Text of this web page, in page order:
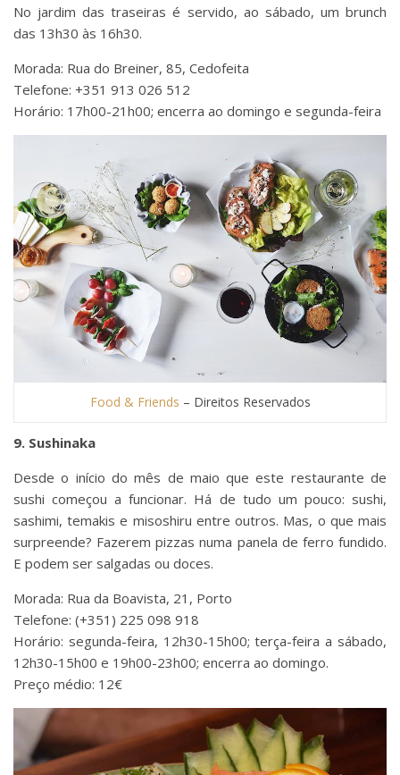
No jardim das traseiras é servido, ao sábado, um brunch
das 13h30 às 16h30.
Morada: Rua do Breiner, 85, Cedofeita
Telefone: +351 913 026 512
Horário: 17h00-21h00; encerra ao domingo e segunda-feira
Food & Friends – Direitos Reservados
9. Sushinaka
Desde o início do mês de maio que este restaurante de
sushi começou a funcionar. Há de tudo um pouco: sushi,
sashimi, temakis e misoshiru entre outros. Mas, o que mais
surpreende? Fazerem pizzas numa panela de ferro fundido.
E podem ser salgadas ou doces.
Morada: Rua da Boavista, 21, Porto
Telefone: (+351) 225 098 918
Horário: segunda-feira, 12h30-15h00; terça-feira a sábado,
12h30-15h00 e 19h00-23h00; encerra ao domingo.
Preço médio: 12€